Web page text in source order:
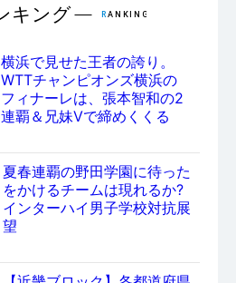
横浜で見せた王者の誇り。
WTTチャンピオンズ横浜の
フィナーレは、張本智和の2
連覇＆兄妹Vで締めくくる
夏春連覇の野田学園に待った
をかけるチームは現れるか?
インターハイ男子学校対抗展
望